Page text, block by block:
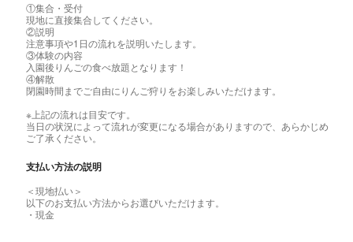
①集合・受付
現地に直接集合してください。
②説明
注意事項や1日の流れを説明いたします。
③体験の内容
入園後りんごの食べ放題となります！
④解散
閉園時間までご自由にりんご狩りをお楽しみいただけます。
※上記の流れは目安です。
当日の状況によって流れが変更になる場合がありますので、あらかじめ
ご了承ください。
支払い方法の説明
＜現地払い＞
以下のお支払い方法からお選びいただけます。
・現金